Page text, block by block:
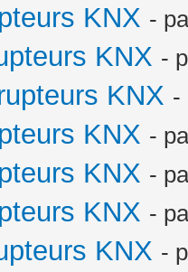
KNX -
KNX -
KNX -
KNX -
KNX -
KNX -
KNX -